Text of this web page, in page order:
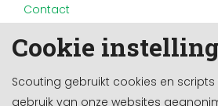
Cookie
Scouting gebruikt cookies en
gebruik van onze websites
Contact
Doneren en nalaten
Privacy